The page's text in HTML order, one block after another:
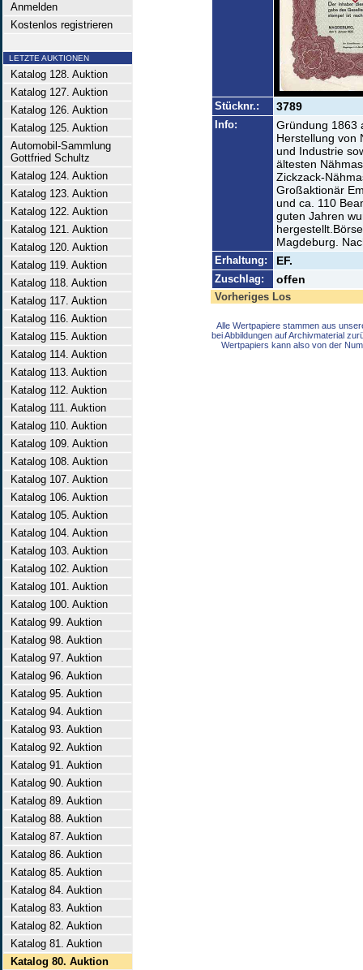
Anmelden
Kostenlos registrieren
LETZTE AUKTIONEN
Katalog 128. Auktion
Katalog 127. Auktion
Katalog 126. Auktion
Katalog 125. Auktion
Automobil-Sammlung
Gottfried Schultz
Katalog 124. Auktion
Katalog 123. Auktion
Katalog 122. Auktion
Katalog 121. Auktion
Katalog 120. Auktion
Katalog 119. Auktion
Katalog 118. Auktion
Katalog 117. Auktion
Katalog 116. Auktion
Katalog 115. Auktion
Katalog 114. Auktion
Katalog 113. Auktion
Katalog 112. Auktion
Katalog 111. Auktion
Katalog 110. Auktion
Katalog 109. Auktion
Katalog 108. Auktion
Katalog 107. Auktion
Katalog 106. Auktion
Katalog 105. Auktion
Katalog 104. Auktion
Katalog 103. Auktion
Katalog 102. Auktion
Katalog 101. Auktion
Katalog 100. Auktion
Katalog 99. Auktion
Katalog 98. Auktion
Katalog 97. Auktion
Katalog 96. Auktion
Katalog 95. Auktion
Katalog 94. Auktion
Katalog 93. Auktion
Katalog 92. Auktion
Katalog 91. Auktion
Katalog 90. Auktion
Katalog 89. Auktion
Katalog 88. Auktion
Katalog 87. Auktion
Katalog 86. Auktion
Katalog 85. Auktion
Katalog 84. Auktion
Katalog 83. Auktion
Katalog 82. Auktion
Katalog 81. Auktion
Katalog 80. Auktion
Stücknr.: 3789
Info:
Gründung 1863
Herstellung von
und Industrie
ältesten
Zickzack-
Großaktionär
und ca. 110
guten Jahren
Magdeburg.
Erhaltung: EF.
Zuschlag: offen
Vorheriges Los
Alle Wertpapiere stammen aus
bei Abbildungen auf Archivmaterial
Wertpapiers kann also von der